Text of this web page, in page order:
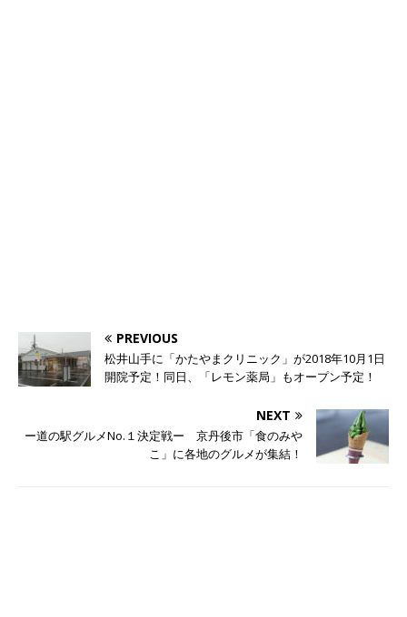
PREVIOUS
松井山手に「かたやまクリニック」が2018年10月1日
開院予定！同日、「レモン薬局」もオープン予定！
NEXT
ー道の駅グルメNo.１決定戦ー 京丹後市「食のみや
こ」に各地のグルメが集結！